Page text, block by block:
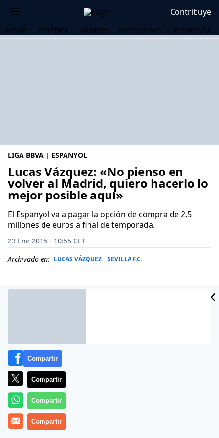
Contribuye
HOME POLÍTICA MUNDO PERIODISMO ECONOMÍA
LIGA BBVA | ESPANYOL
Lucas Vázquez: «No pienso en
volver al Madrid, quiero hacerlo lo
mejor posible aquí»
El Espanyol va a pagar la opción de compra de 2,5
millones de euros a final de temporada.
23 Ene 2015 - 10:55 CET
Archivado en: LUCAS VÁZQUEZ SEVILLA F.C.
El futbolista del conjunto blanco, cedido en el
Espanyol, ha asegurado que ya se verá en su
Compartir
Compartir
Compartir
Compartir